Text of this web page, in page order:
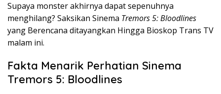
Supaya monster akhirnya dapat sepenuhnya
menghilang? Saksikan Sinema Tremors 5: Bloodlines
yang Berencana ditayangkan Hingga Bioskop Trans TV
malam ini.
Fakta Menarik Perhatian Sinema
Tremors 5: Bloodlines